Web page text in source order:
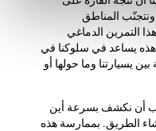
المناطق
التمرين الدماغي
هذه يساعد في سلوكنا في
يسيارتنا وما حولها أو
أن نكشف بسرعة أين
الطريق. بممارسة هذه